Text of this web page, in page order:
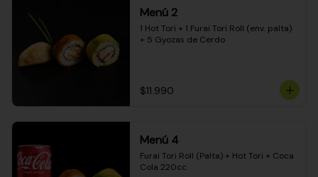
Menú 2
1 Hot Tori + 1 Furai Tori Roll (env. palta)
+ 5 Gyozas de Cerdo
$11.990
Menú 4
Furai Tori Roll (Palta) + Hot Tori + Coca
Cola 220cc